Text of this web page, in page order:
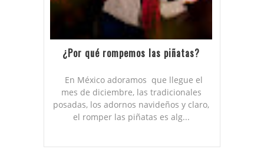
¿Por qué rompemos las piñatas?
En México adoramos que llegue el
mes de diciembre, las tradicionales
posadas, los adornos navideños y claro,
el romper las piñatas es alg...